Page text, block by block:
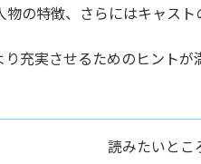
の特徴、さらにはキャスト
充実させるためのヒントが
読みたいとこ